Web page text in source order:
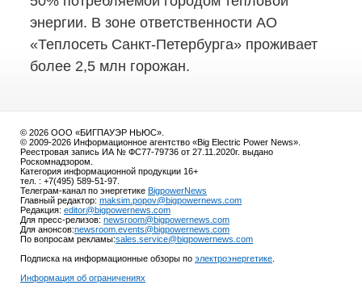
энергии. В зоне ответственности АО
«Теплосеть Санкт-Петербурга» проживает
более 2,5 млн горожан.
© 2026 ООО «БИГПАУЭР НЬЮС».
© 2009-2026 Информационное агентство «Big Electric Power News».
Реестровая запись ИА № ФС77-79736 от 27.11.2020г. выдано
Роскомнадзором.
Категория информационной продукции 16+
тел. : +7(495) 589-51-97.
Телеграм-канал по энергетике BigpowerNews
Главный редактор: maksim.popov@bigpowernews.com
Редакция: editor@bigpowernews.com
Для пресс-релизов: newsroom@bigpowernews.com
Для анонсов:newsroom.events@bigpowernews.com
По вопросам рекламы:sales.service@bigpowernews.com
Подписка на информационные обзоры по электроэнергетике
Информация об ограничениях